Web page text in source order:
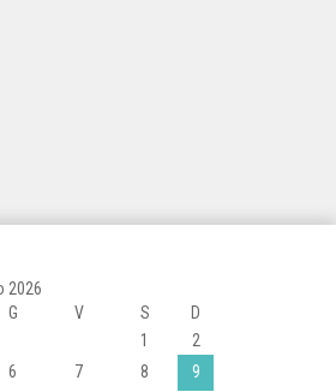
2026
G V S
D
1
2
6 7 8
9